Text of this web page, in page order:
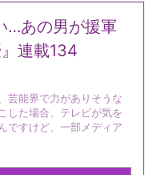
…あの男が援軍
連載134
芸能界で力がありそうな
した場合、テレビが気を
ですけど、一部メディア